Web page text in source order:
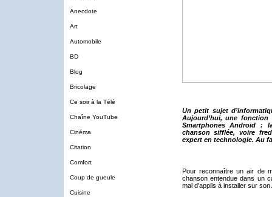
Anecdote
Art
Automobile
BD
Blog
Bricolage
Ce soir à la Télé
Chaîne YouTube
Cinéma
Citation
Comfort
Coup de gueule
Cuisine
Un petit sujet
Aujourd’hui, une
Smartphones Android :
chanson sifflée, voire
expert en technologie. Au
Pour reconnaître un air de
chanson entendue dans un
mal d’applis à installer sur